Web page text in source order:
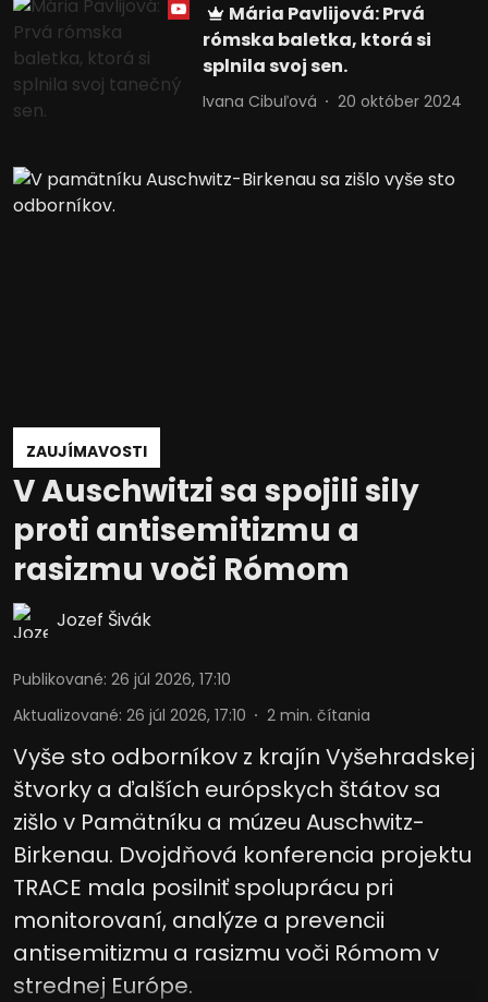
Mária Pavlijová: Prvá
rómska baletka, ktorá si
splnila svoj sen.
Ivana Cibuľová 20 október 2024
ZAUJÍMAVOSTI
V Auschwitzi sa spojili sily
proti antisemitizmu a
rasizmu voči Rómom
Jozef Šivák
Publikované: 26 júl 2026, 17:10
Aktualizované: 26 júl 2026, 17:10 2 min. čítania
Vyše sto odborníkov z krajín Vyšehradskej
štvorky a ďalších európskych štátov sa
zišlo v Pamätníku a múzeu Auschwitz-
Birkenau. Dvojdňová konferencia projektu
TRACE mala posilniť spoluprácu pri
monitorovaní, analýze a prevencii
antisemitizmu a rasizmu voči Rómom v
strednej Európe.